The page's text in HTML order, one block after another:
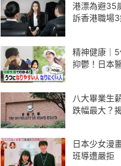
港漂為避35
訴香港職場
精神健康｜
抑鬱！日本
八大畢業生
跌幅最大？
日本少女漫
班導遭嚴拒